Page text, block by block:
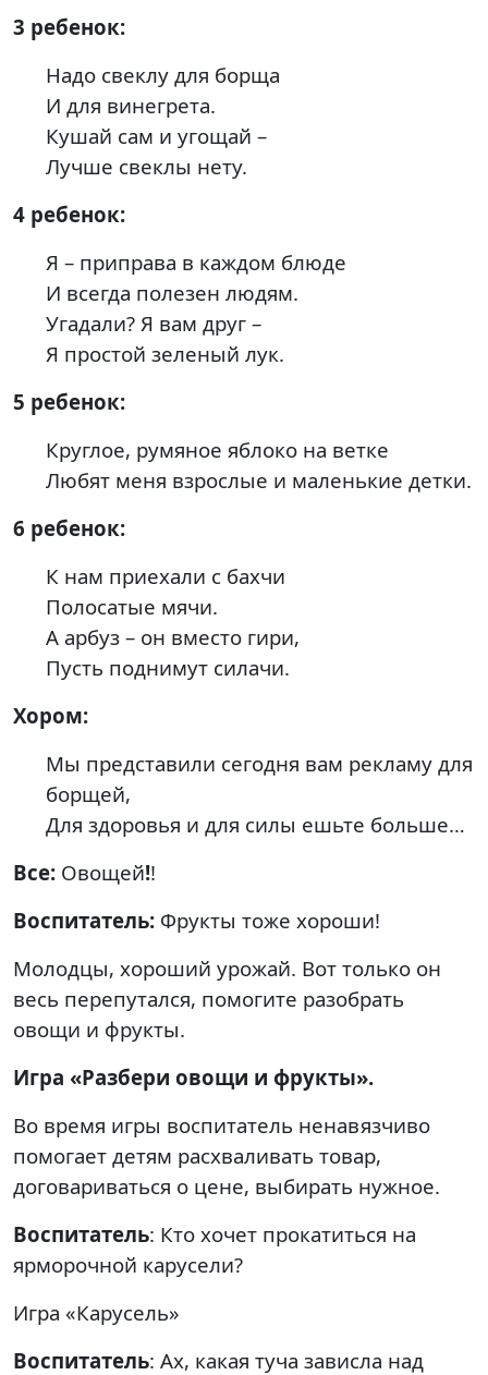
3 ребенок:
Надо свеклу для борща
И для винегрета.
Кушай сам и угощай –
Лучше свеклы нету.
4 ребенок:
Я – приправа в каждом блюде
И всегда полезен людям.
Угадали? Я вам друг –
Я простой зеленый лук.
5 ребенок:
Круглое, румяное яблоко на ветке
Любят меня взрослые и маленькие детки.
6 ребенок:
К нам приехали с бахчи
Полосатые мячи.
А арбуз – он вместо гири,
Пусть поднимут силачи.
Хором:
Мы представили сегодня вам рекламу для
борщей,
Для здоровья и для силы ешьте больше…
Все: Овощей!!
Воспитатель: Фрукты тоже хороши!
Молодцы, хороший урожай. Вот только он
весь перепутался, помогите разобрать
овощи и фрукты.
Игра «Разбери овощи и фрукты».
Во время игры воспитатель ненавязчиво
помогает детям расхваливать товар,
договариваться о цене, выбирать нужное.
Воспитатель: Кто хочет прокатиться на
ярморочной карусели?
Игра «Карусель»
Воспитатель: Ах, какая туча зависла над